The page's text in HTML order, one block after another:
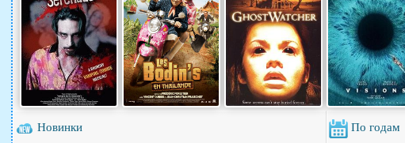
Новинки По годам